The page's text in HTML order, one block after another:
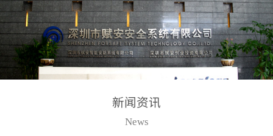
测方法已无法满足要求。
尤其是目前众多的大型影
剧院、会议展览中心、体
育馆、大型仓库和隧道空
间等，其建筑结构特殊、
火灾隐患多。一旦发生火
校验的总线传输技术、线
路状态检测与保护技术、
后向光电感烟探测技术、
高可靠的系统抗干扰技术
等多项专利技术和专有技
警领域三十多年技术积累
和工程实践的结晶。
新闻资讯
News